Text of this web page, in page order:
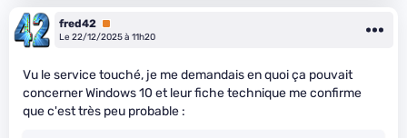
fred42 Premium
Le 22/12/2025 à 11h20
Vu le service touché, je me demandais en quoi ça pouvait
concerner Windows 10 et leur fiche technique me confirme
que c'est très peu probable :